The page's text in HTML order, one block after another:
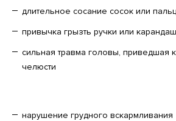
длительное сосание сосок или
привычка грызть ручки или
сильная травма головы, приведшая
челюсти
нарушение грудного вскармливания